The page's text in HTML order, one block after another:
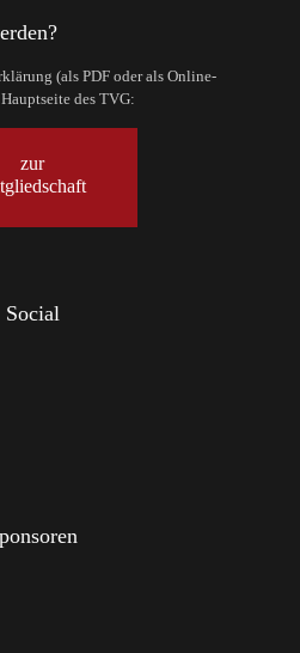
(als PDF oder als Online-
des TVG:
zur
Social